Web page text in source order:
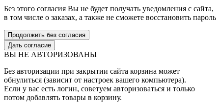
Без этого согласия Вы не будет получать уведомления с сайта,
в том числе о заказах, а также не сможете восстановить пароль
Продолжить без согласия
Дать согласие
ВЫ НЕ АВТОРИЗОВАНЫ
Без авторизации при закрытии сайта корзина может
обнулиться (зависит от настроек вашего компьютера).
Если у вас есть логин, советуем авторизоваться и только
потом добавлять товары в корзину.